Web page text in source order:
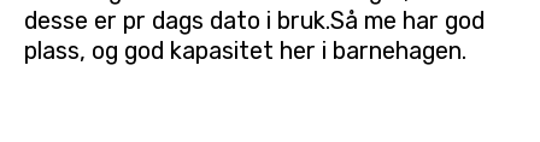
desse er pr dags dato i bruk.Så me har god
plass, og god kapasitet her i barnehagen.